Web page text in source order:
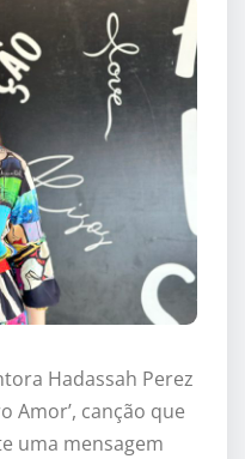
Hadassah Perez
Amor’, canção que
uma mensagem